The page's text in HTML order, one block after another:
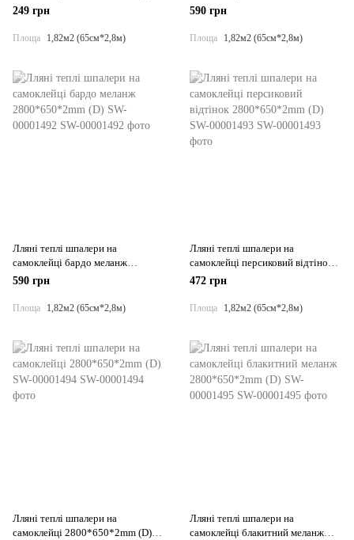
SW-00002530
249 грн
Площа 1,82м2 (65см*2,8м)
2800*650*2mm (D) SW-00001491
590 грн
Площа 1,82м2 (65см*2,8м)
Лляні теплі шпалери на
самоклейці бардо меланж
2800*650*2mm (D) SW-00001492
590 грн
Площа 1,82м2 (65см*2,8м)
Лляні теплі шпалери на
самоклейці персиковий відтінок
2800*650*2mm (D) SW-00001493
472 грн
Площа 1,82м2 (65см*2,8м)
Лляні теплі шпалери на
самоклейці 2800*650*2mm (D)
Лляні теплі шпалери на
самоклейці блакитний меланж